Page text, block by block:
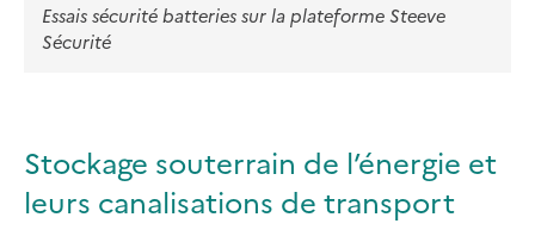
Essais sécurité batteries sur la plateforme Steeve
Sécurité
Stockage souterrain de l’énergie et
leurs canalisations de transport